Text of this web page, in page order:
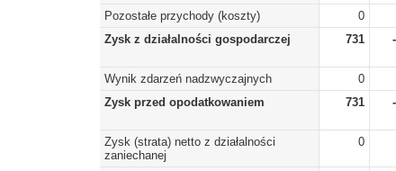
Pozostałe przychody (koszty) 0
Zysk z działalności gospodarczej
731
Wynik zdarzeń nadzwyczajnych 0
Zysk przed opodatkowaniem
731
Zysk (strata) netto z działalności
zaniechanej
0